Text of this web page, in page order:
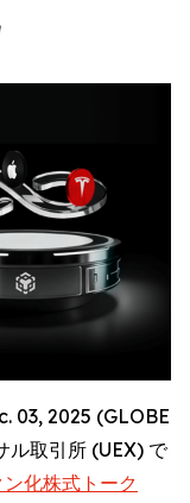
03, 2025 (GLOBE
ル取引所 (UEX) で
ン化株式トーク